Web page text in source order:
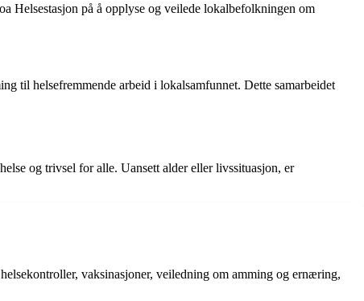
Helsestasjon på å opplyse og veilede lokalbefolkningen om
til helsefremmende arbeid i lokalsamfunnet. Dette samarbeidet
og trivsel for alle. Uansett alder eller livssituasjon, er
vaksinasjoner, veiledning om amming og ernæring,